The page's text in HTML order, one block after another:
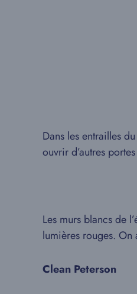
Dans les entrailles
ouvrir d’autres
Les murs blancs de
lumières rouges.
Clean Peterson